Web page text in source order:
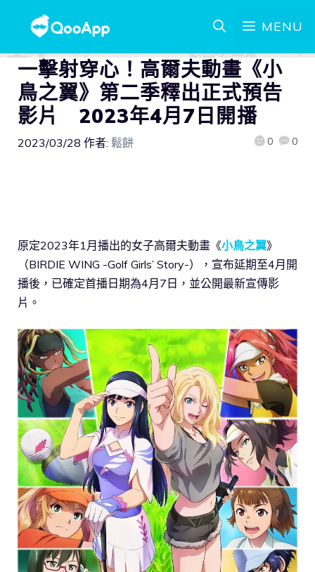
MENU
一擊射穿心！高爾夫動畫《小
鳥之翼》第二季釋出正式預告
影片 2023年4月7日開播
2023/03/28 作者: 鬆餅 0 0
原定2023年1月播出的女子高爾夫動畫《小鳥之翼》
（BIRDIE WING -Golf Girls’ Story-），宣布延期至4月開
播後，已確定首播日期為4月7日，並公開最新宣傳影
片。